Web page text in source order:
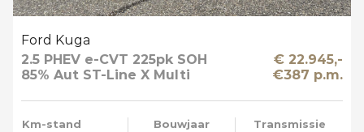
Ford Kuga
2.5 PHEV e-CVT 225pk SOH
85% Aut ST-Line X Multi
€ 22.945,-
€387 p.m.
Km-stand
Bouwjaar
Transmissie